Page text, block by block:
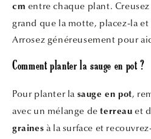
cm entre chaque plant.
grand que la motte, placez-la
Arrosez généreusement pour
Comment planter la sauge en pot ?
Pour planter la sauge en pot,
avec un mélange deterreau et
graines à la surface et